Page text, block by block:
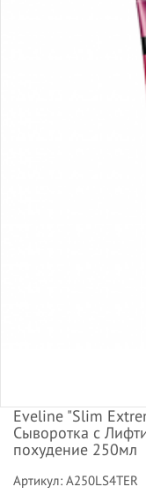
Eveline "Slim
Сыворотка с
похудение 250мл
Артикул: A250LS4TER